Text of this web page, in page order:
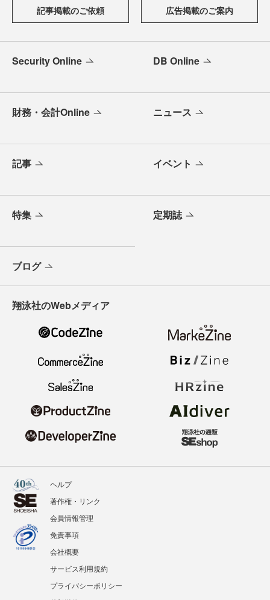
記事掲載のご依頼 広告掲載のご案内
Security Online DB Online
財務・会計Online ニュース
記事 イベント
特集 定期誌
ブログ
翔泳社のWebメディア
ヘルプ
著作権・リンク
会員情報管理
免責事項
会社概要
サービス利用規約
プライバシーポリシー